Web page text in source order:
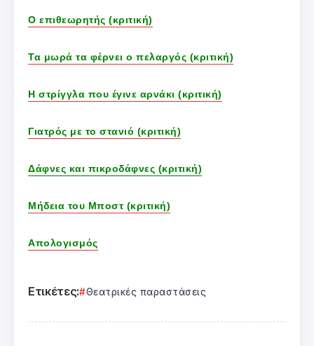
Ο επιθεωρητής (κριτική)
Τα μωρά τα φέρνει ο πελαργός (κριτική)
Η στρίγγλα που έγινε αρνάκι (κριτική)
Γιατρός με το στανιό (κριτική)
Δάφνες και πικροδάφνες (κριτική)
Μήδεια του Μποστ (κριτική)
Απολογισμός
Ετικέτες: Θεατρικές παραστάσεις